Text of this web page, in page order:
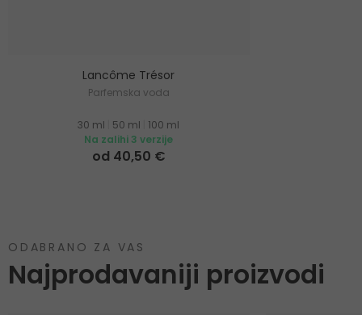
Lancôme Trésor
Parfemska voda
30 ml 50 ml
100 ml
Na zalihi 3 verzije
od 40,50 €
ODABRANO ZA VAS
Najprodavaniji proizvodi